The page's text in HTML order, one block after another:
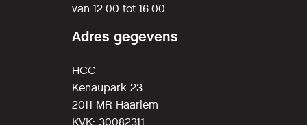
van 12:00 tot 16:00
Adres gegevens
HCC
Kenaupark 23
2011 MR Haarlem
KVK: 30082311